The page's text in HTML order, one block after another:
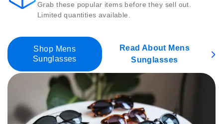
Grab these popular items before they sell out.
Limited quantities available.
Shop Mens
Sunglasses
Read About Mens
Sunglasses